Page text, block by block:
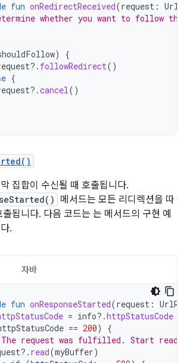
fun onRedirectReceived(request :
whether you want to follow
)
{
?. followRedirect()
{
?.cancel()
집합이 수신될 때 호출됩니다.
메서드는 모든 리디렉션을 따
됩니다. 다음 코드는 는 메서드의 구현 예
.
자바
fun onResponseStarted(request :
= info?.httpStatusCode
== 200)
{
request was fulfilled. Start
?. read(myBuffer)